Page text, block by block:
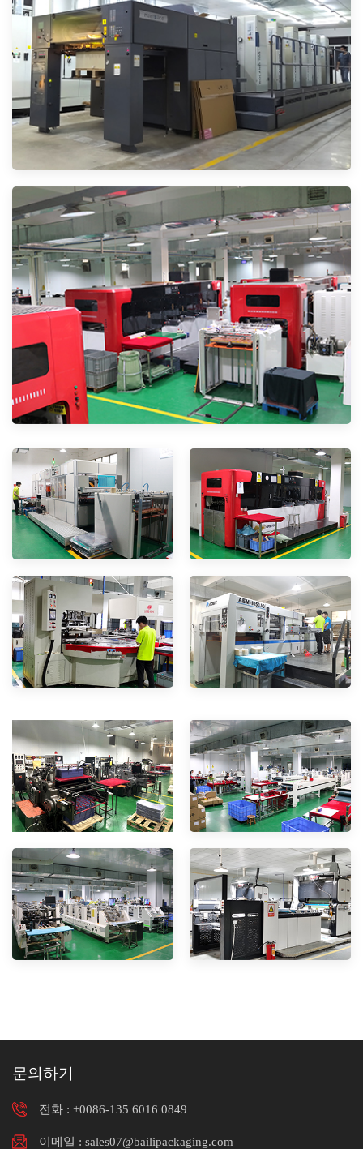
문의하기
전화 : +0086-135 6016 0849
이메일 : sales07@bailipackaging.com